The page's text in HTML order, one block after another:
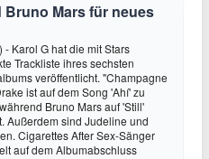
Mars für neues
- Karol G hat die mit Stars
Trackliste ihres sechsten
veröffentlicht. "Champagne
ist auf dem Song 'Ahí' zu
Bruno Mars auf 'Still'
Außerdem sind Judeline und
Cigarettes After Sex-Sänger
auf dem Albumabschluss